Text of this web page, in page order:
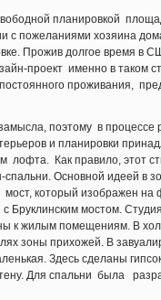
планировкой
с пожеланиями хозяина
Прожив долгое время в
проект именно в таком
проживания,
поэтому в процессе
и планировки
лофта. Как правило, этот
Основной идеей в
мост, который изображен на
Бруклинским мостом.
к жилым помещениям. В
зоны прихожей. В
Здесь сделаны
Для спальни была